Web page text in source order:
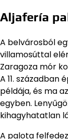
Aljafería
A belvárosból
villamosúttal
Zaragoza mór
A 11.
példája, és ma
egyben.
kihagyhatatlan
A palota